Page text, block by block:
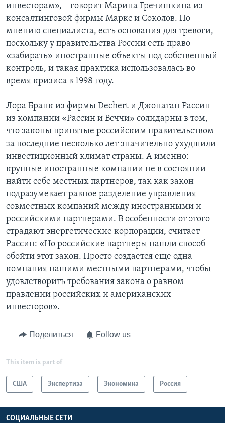
инвесторам», – говорит Марина Гречишкина из
консалтинговой фирмы Маркс и Соколов. По
мнению специалиста, есть основания для тревоги,
поскольку у правительства России есть право
«забирать» иностранные объекты под собственный
контроль, и такая практика использовалась во
время кризиса в 1998 году.
Лора Бранк из фирмы Dechert и Джонатан Рассин
из компании «Рассин и Веччи» солидарны в том,
что законы принятые российским правительством
за последние несколько лет значительно ухудшили
инвестиционный климат страны. А именно:
крупные иностранные компании не в состоянии
найти себе местных партнеров, так как закон
подразумевает равное разделение управления
совместных компаний между иностранными и
российскими партнерами. В особенности от этого
страдают энергетические корпорации, считает
Рассин: «Но российские партнеры нашли способ
обойти этот закон. Просто создается еще одна
компания нашими местными партнерами, чтобы
удовлетворить требования закона о равном
правлении российских и американских
инвесторов».
Поделиться Follow us
This item is part of
США Экспертиза Экономика Россия
СОЦИАЛЬНЫЕ СЕТИ